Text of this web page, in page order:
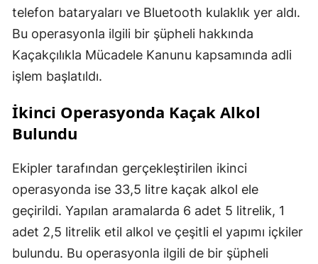
telefon bataryaları ve Bluetooth kulaklık yer aldı.
Bu operasyonla ilgili bir şüpheli hakkında
Kaçakçılıkla Mücadele Kanunu kapsamında adli
işlem başlatıldı.
İkinci Operasyonda Kaçak Alkol
Bulundu
Ekipler tarafından gerçekleştirilen ikinci
operasyonda ise 33,5 litre kaçak alkol ele
geçirildi. Yapılan aramalarda 6 adet 5 litrelik, 1
adet 2,5 litrelik etil alkol ve çeşitli el yapımı içkiler
bulundu. Bu operasyonla ilgili de bir şüpheli